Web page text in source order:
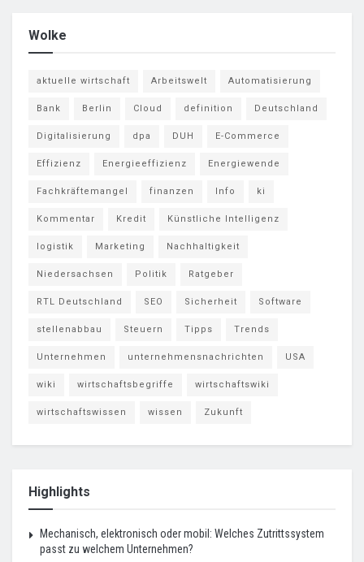
Wolke
aktuelle wirtschaft Arbeitswelt Automatisierung
Bank Berlin Cloud definition Deutschland
Digitalisierung dpa DUH E-Commerce
Effizienz Energieeffizienz Energiewende
Fachkräftemangel finanzen Info ki
Kommentar Kredit Künstliche Intelligenz
logistik Marketing Nachhaltigkeit
Niedersachsen Politik Ratgeber
RTL Deutschland SEO Sicherheit Software
stellenabbau Steuern Tipps Trends
Unternehmen unternehmensnachrichten USA
wiki wirtschaftsbegriffe wirtschaftswiki
wirtschaftswissen wissen Zukunft
Highlights
Mechanisch, elektronisch oder mobil: Welches Zutrittssystem
passt zu welchem Unternehmen?